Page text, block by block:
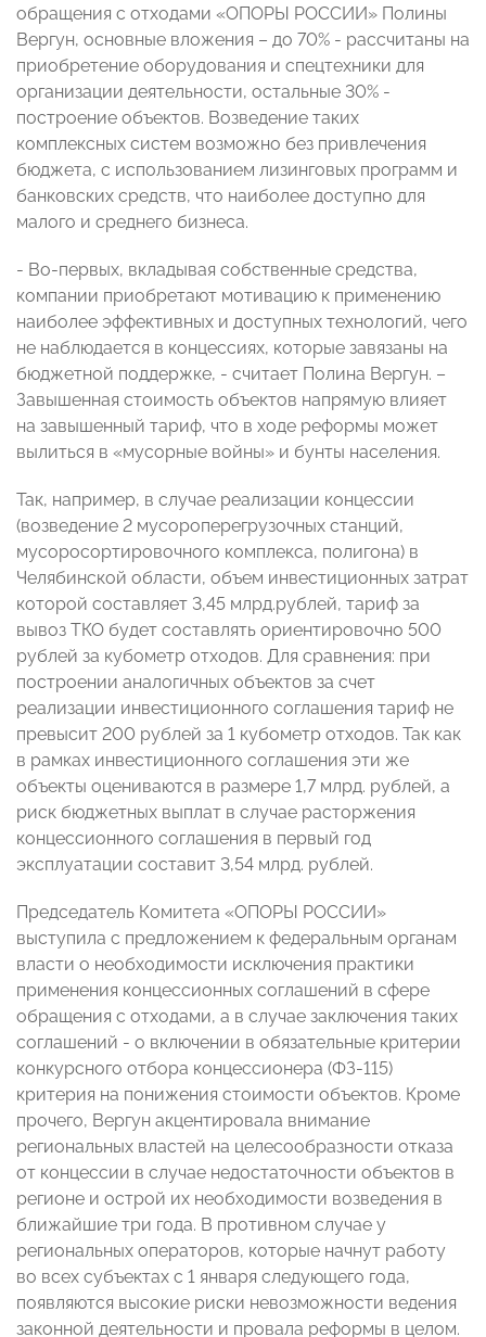
обращения с отходами «ОПОРЫ РОССИИ» Полины
Вергун, основные вложения – до 70% - рассчитаны на
приобретение оборудования и спецтехники для
организации деятельности, остальные 30% -
построение объектов. Возведение таких
комплексных систем возможно без привлечения
бюджета, с использованием лизинговых программ и
банковских средств, что наиболее доступно для
малого и среднего бизнеса.
- Во-первых, вкладывая собственные средства,
компании приобретают мотивацию к применению
наиболее эффективных и доступных технологий, чего
не наблюдается в концессиях, которые завязаны на
бюджетной поддержке, - считает Полина Вергун. –
Завышенная стоимость объектов напрямую влияет
на завышенный тариф, что в ходе реформы может
вылиться в «мусорные войны» и бунты населения.
Так, например, в случае реализации концессии
(возведение 2 мусороперегрузочных станций,
мусоросортировочного комплекса, полигона) в
Челябинской области, объем инвестиционных затрат
которой составляет 3,45 млрд.рублей, тариф за
вывоз ТКО будет составлять ориентировочно 500
рублей за кубометр отходов. Для сравнения: при
построении аналогичных объектов за счет
реализации инвестиционного соглашения тариф не
превысит 200 рублей за 1 кубометр отходов. Так как
в рамках инвестиционного соглашения эти же
объекты оцениваются в размере 1,7 млрд. рублей, а
риск бюджетных выплат в случае расторжения
концессионного соглашения в первый год
эксплуатации составит 3,54 млрд. рублей.
Председатель Комитета «ОПОРЫ РОССИИ»
выступила с предложением к федеральным органам
власти о необходимости исключения практики
применения концессионных соглашений в сфере
обращения с отходами, а в случае заключения таких
соглашений - о включении в обязательные критерии
конкурсного отбора концессионера (ФЗ-115)
критерия на понижения стоимости объектов. Кроме
прочего, Вергун акцентировала внимание
региональных властей на целесообразности отказа
от концессии в случае недостаточности объектов в
регионе и острой их необходимости возведения в
ближайшие три года. В противном случае у
региональных операторов, которые начнут работу
во всех субъектах с 1 января следующего года,
появляются высокие риски невозможности ведения
законной деятельности и провала реформы в целом.